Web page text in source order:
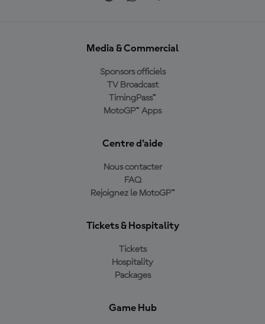
Media & Commercial
Sponsors officiels
TV Broadcast
TimingPass™
MotoGP™ Apps
Centre d'aide
Nous contacter
FAQ
Rejoignez le MotoGP™
Tickets & Hospitality
Tickets
Hospitality
Packages
Game Hub